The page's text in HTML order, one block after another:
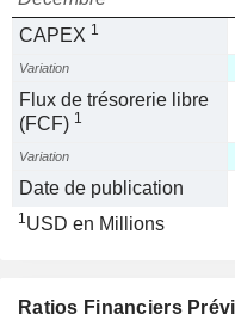
CAPEX 1
Variation
Flux de trésorerie libre
(FCF) 1
Variation
Date de publication
1USD en Millions
Ratios Financiers